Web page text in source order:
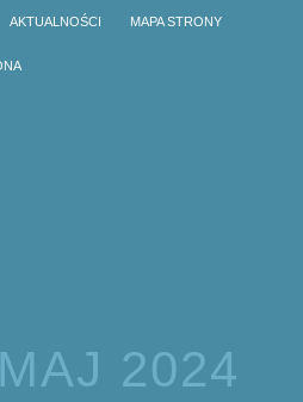
AKTUALNOŚCI MAPA STRONY
MAJ 2024